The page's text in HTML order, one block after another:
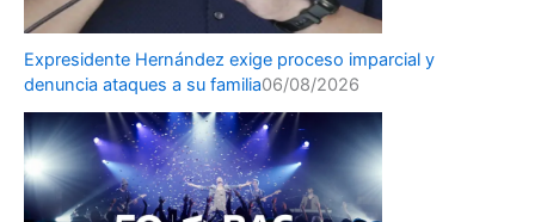
Expresidente Hernández exige proceso imparcial y
denuncia ataques a su familia06/08/2026